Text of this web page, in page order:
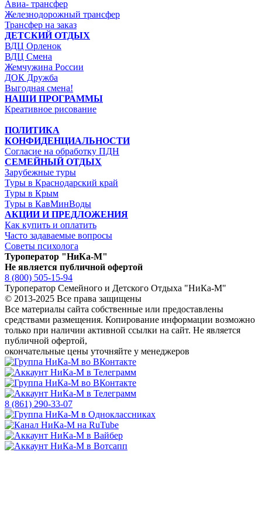
Авиа- трансфер
Железнодорожный трансфер
Трансфер на заказ
ДЕТСКИЙ ОТДЫХ
ВДЦ Орленок
ВДЦ Смена
Жемчужина России
ДОК Дружба
Выгодная смена!
НАШИ ПРОГРАММЫ
Креативное рисование
ПОЛИТИКА
КОНФИДЕНЦИАЛЬНОСТИ
Согласие на обработку ПДН
СЕМЕЙНЫЙ ОТДЫХ
Зарубежные туры
Туры в Краснодарский край
Туры в Крым
Туры в КавМинВоды
АКЦИИ И ПРЕДЛОЖЕНИЯ
Как купить и оплатить
Часто задаваемые вопросы
Советы психолога
Туроператор "НиКа-М"
Не является публичной офертой
8 (800) 505-15-94
Туроператор Семейного и Детского Отдыха "НиКа-М"
© 2013-2025 Все права защищены
Все материалы сайта собственные или предоставлены
средствами размещения. Копирование информации возможно
только при наличии активной ссылки на сайт. Не является
публичной офертой,
окончательные цены уточняйте у менеджеров
8 (861) 290-33-07